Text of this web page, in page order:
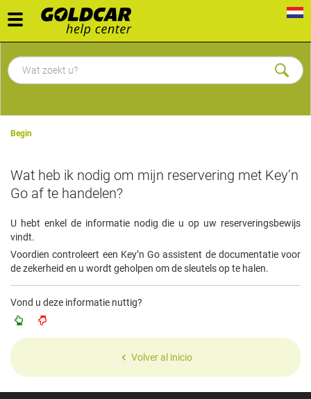
Toggle
navigation
Begin
Wat heb ik nodig om mijn reservering met Key’n
Go af te handelen?
U hebt enkel de informatie nodig die u op uw reserveringsbewijs
vindt.
Voordien controleert een Key’n Go assistent de documentatie voor
de zekerheid en u wordt geholpen om de sleutels op te halen.
Vond u deze informatie nuttig?
Volver al inicio